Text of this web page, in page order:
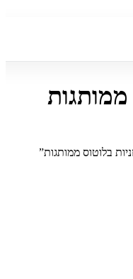
ממותגות
בלוטוס ממותגות”